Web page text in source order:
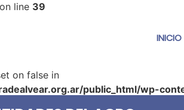
on line 39
INICIO
on false in
public_html/wp-
featured-image.php